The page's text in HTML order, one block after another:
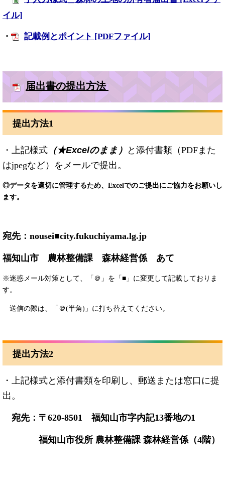
イル]
・ 記載例とポイント [PDFファイル]
届出書の提出方法
提出方法1
・上記様式 （★Excelのまま） と添付書類（PDFまた
はjpegなど）をメールで提出。
◎データを適切に管理するため、Excelでのご提出にご協力をお願いし
ます。
宛先：nousei■city.fukuchiyama.lg.jp
福知山市 農林整備課 森林経営係 あて
※迷惑メール対策として、「＠」を「■」に変更して記載しておりま
す。
送信の際は、「＠(半角)」に打ち替えてください。
提出方法2
・上記様式と添付書類を印刷し、郵送または窓口に提
出。
宛先：〒620-8501 福知山市字内記13番地の1
福知山市役所 農林整備課 森林経営係（4階）